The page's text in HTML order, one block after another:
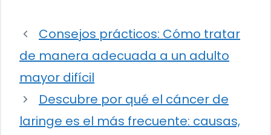
Consejos prácticos: Cómo tratar
de manera adecuada a un adulto
mayor difícil
Descubre por qué el cáncer de
laringe es el más frecuente: causas,